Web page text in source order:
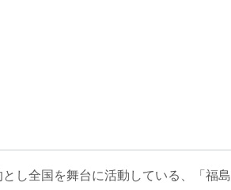
し全国を舞台に活動している、「福